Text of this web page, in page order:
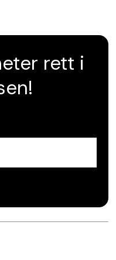
rett i